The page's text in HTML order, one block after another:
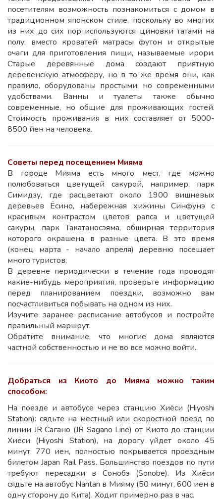
посетителям возможность познакомиться с домом в
традиционном японском стиле, поскольку во многих
из них до сих пор используются циновки татами на
полу, вместо кроватей матрасы футон и открытые
очаги для приготовления пищи, называемые ирори.
Старые деревянные дома создают приятную
деревенскую атмосферу, но в то же время они, как
правило, оборудованы простыми, но современными
удобствами. Ванны и туалеты также обычно
современные, но общие для проживающих гостей.
Стоимость проживания в них составляет от 5000-
8500 йен на человека.
Советы перед посещением Мияма
В городе Мияма есть много мест, где можно
полюбоваться цветущей сакурой, например, парк
Симидзу, где расцветают около 1900 вишневых
деревьев Ёсино, набережная хижины Синфунэ с
красивым контрастом цветов рапса и цветущей
сакуры, парк Такатаносэяма, обширная территория
которого окрашена в разные цвета. В это время
(конец марта - начало апреля) деревню посещает
много туристов.
В деревне периодически в течение года проводят
какие-нибудь мероприятия, проверьте информацию
перед планированием поездки, возможно вам
посчастливиться побывать на одном из них.
Изучите заранее расписание автобусов и постройте
правильный маршрут.
Обратите внимание, что многие дома являются
частной собственностью и не во все можно войти.
Добраться из Киото до Мияма можно таким
способом:
На поезде и автобусе через станцию ​​Хиёси (Hiyoshi
Station): сядьте на местный или скоростной поезд по
линии JR Сагано (JR Sagano Line) от Киото до станции
Хиёси (Hiyoshi Station), на дорогу уйдет около 45
минут, 770 иен, полностью покрывается проездным
билетом Japan Rail Pass. Большинство поездов по пути
требуют пересадки в Сонобэ (Sonobe). Из Хиёси
сядьте на автобус Nantan в Мияму (50 минут, 600 иен в
одну сторону до Кита). Ходит примерно раз в час.